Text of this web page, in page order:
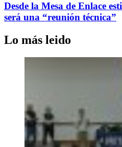
Desde la Mesa de Enlace
será una “reunión técnica”
Lo más leido